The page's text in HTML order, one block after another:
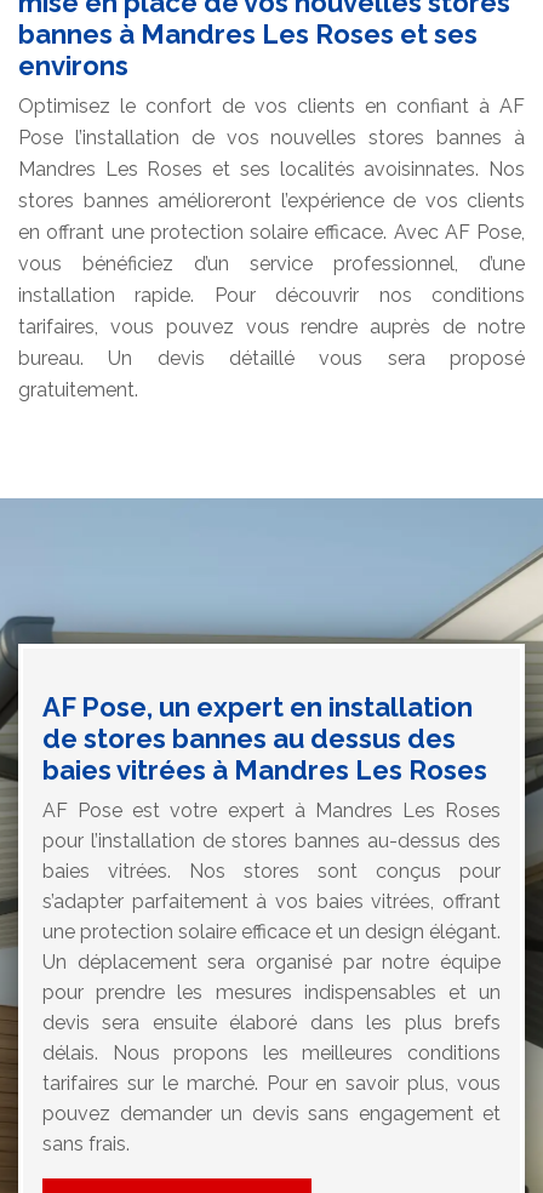
bannes à Mandres Les Roses et ses
environs
Optimisez le confort de vos clients en confiant à AF
Pose l’installation de vos nouvelles stores bannes à
Mandres Les Roses et ses localités avoisinnates. Nos
stores bannes amélioreront l’expérience de vos clients
en offrant une protection solaire efficace. Avec AF Pose,
vous bénéficiez d’un service professionnel, d’une
installation rapide. Pour découvrir nos conditions
tarifaires, vous pouvez vous rendre auprès de notre
bureau. Un devis détaillé vous sera proposé
gratuitement.
AF Pose, un expert en installation
de stores bannes au dessus des
baies vitrées à Mandres Les Roses
AF Pose est votre expert à Mandres Les Roses
pour l’installation de stores bannes au-dessus des
baies vitrées. Nos stores sont conçus pour
s’adapter parfaitement à vos baies vitrées, offrant
une protection solaire efficace et un design élégant.
Un déplacement sera organisé par notre équipe
pour prendre les mesures indispensables et un
devis sera ensuite élaboré dans les plus brefs
délais. Nous propons les meilleures conditions
tarifaires sur le marché. Pour en savoir plus, vous
pouvez demander un devis sans engagement et
sans frais.